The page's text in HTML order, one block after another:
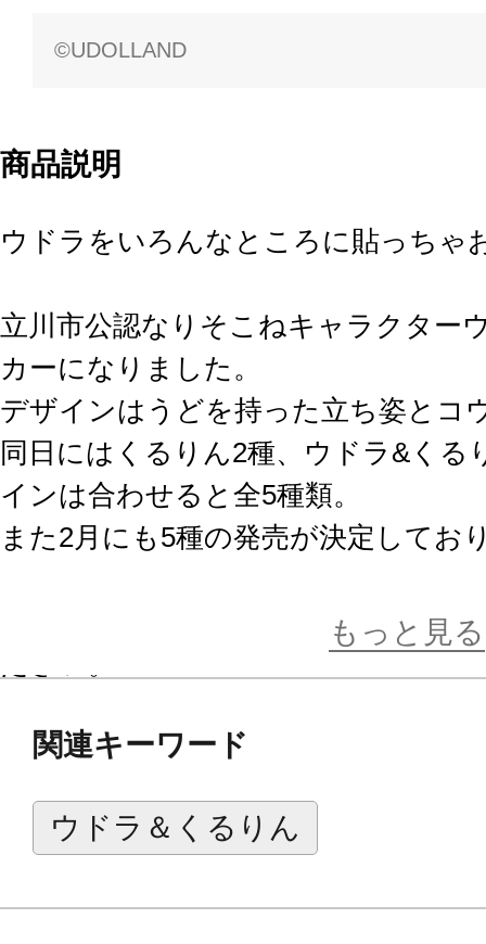
©UDOLLAND
商品説明
ウドラをいろんなところに貼っちゃ
立川市公認なりそこねキャラクター
カーになりました。
デザインはうどを持った立ち姿とコ
同日にはくるりん2種、ウドラ&くる
インは合わせると全5種類。
また2月にも5種の発売が決定してお
ぜひスマホカバーや手帳など、お好
「ウドラ」とは？
立川市の公認キャラクターを決める
ウドラは立川うどが市民の立川愛で
もっと見る
関連キーワード
ウドラ＆くるりん